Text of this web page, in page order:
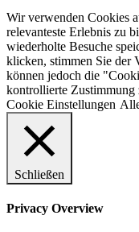
Wir verwenden Cookies
relevanteste Erlebnis zu
wiederholte Besuche
klicken, stimmen Sie der
können jedoch die
kontrollierte Zustimmung
Cookie Einstellungen
Schließen
Privacy Overview